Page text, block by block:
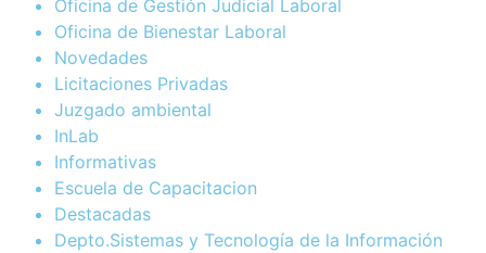
Oficina de Gestión Judicial Laboral
Oficina de Bienestar Laboral
Novedades
Licitaciones Privadas
Juzgado ambiental
InLab
Informativas
Escuela de Capacitacion
Destacadas
Depto.Sistemas y Tecnología de la Información